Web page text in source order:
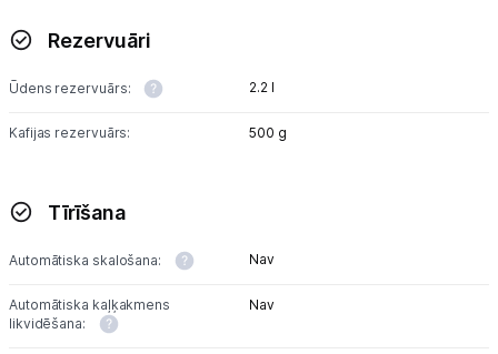
Rezervuāri
Ūdens rezervuārs: 2.2 l
Kafijas rezervuārs: 500 g
Tīrīšana
Automātiska skalošana: Nav
Automātiska kaļķakmens
likvidēšana:
Nav